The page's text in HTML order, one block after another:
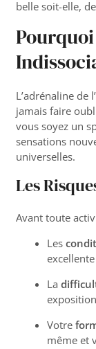
belle soit-elle,
L’adrénaline de
jamais faire
vous soyez un
sensations
universelles.
Les
Avant toute
Les
La
Votre
même et